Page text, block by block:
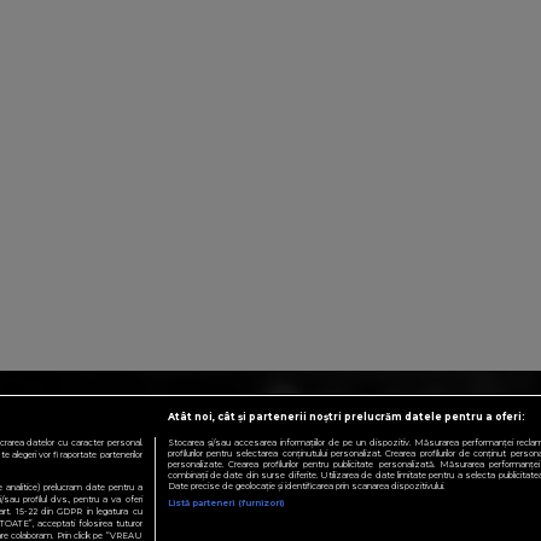
datelor cu caracter personal.
alegeri vor fi raportate partenerilor
prelucram date pentru a
profilul dvs., pentru a va oferi
15-22 din GDPR in legatura cu
TOATE”, acceptati folosirea tuturor
colaboram. Prin click pe “VREAU
Atât noi, cât și partenerii noștri prelucrăm datele pentru a oferi:
Stocarea și/sau accesarea informațiilor de pe un dispozitiv. Măsurarea performanței
profilurilor pentru selectarea conținutului personalizat. Crearea profilurilor de conținut
personalizate. Crearea profilurilor pentru publicitate personalizată. Măsurarea
combinații de date din surse diferite. Utilizarea de date limitate pentru a selecta
Date precise de geolocație și identificarea prin scanarea dispozitivului.
Listă parteneri (furnizori)